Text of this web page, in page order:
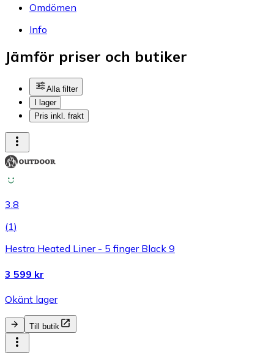
Omdömen
Info
Jämför priser och butiker
Alla filter
I lager
Pris inkl. frakt
3.8
(1)
Hestra Heated Liner - 5 finger Black 9
3 599 kr
Okänt lager
Till butik